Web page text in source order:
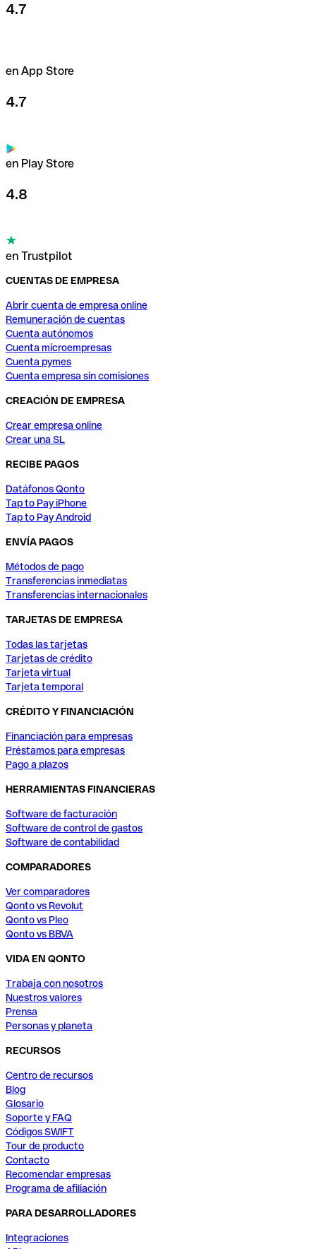
4.7
en App Store
4.7
en Play Store
4.8
en Trustpilot
CUENTAS DE EMPRESA
Abrir cuenta de empresa online
Remuneración de cuentas
Cuenta autónomos
Cuenta microempresas
Cuenta pymes
Cuenta empresa sin comisiones
CREACIÓN DE EMPRESA
Crear empresa online
Crear una SL
RECIBE PAGOS
Datáfonos Qonto
Tap to Pay iPhone
Tap to Pay Android
ENVÍA PAGOS
Métodos de pago
Transferencias inmediatas
Transferencias internacionales
TARJETAS DE EMPRESA
Todas las tarjetas
Tarjetas de crédito
Tarjeta virtual
Tarjeta temporal
CRÉDITO Y FINANCIACIÓN
Financiación para empresas
Préstamos para empresas
Pago a plazos
HERRAMIENTAS FINANCIERAS
Software de facturación
Software de control de gastos
Software de contabilidad
COMPARADORES
Ver comparadores
Qonto vs Revolut
Qonto vs Pleo
Qonto vs BBVA
VIDA EN QONTO
Trabaja con nosotros
Nuestros valores
Prensa
Personas y planeta
RECURSOS
Centro de recursos
Blog
Glosario
Soporte y FAQ
Códigos SWIFT
Tour de producto
Contacto
Recomendar empresas
Programa de afiliación
PARA DESARROLLADORES
Integraciones